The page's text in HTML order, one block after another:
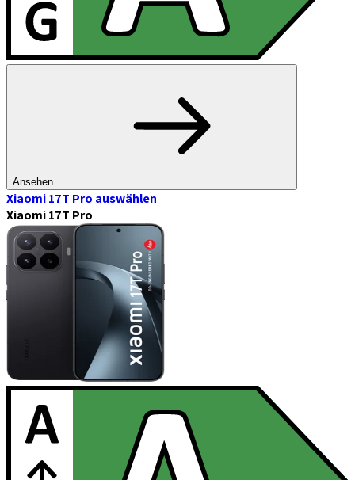
Ansehen
Xiaomi 17T Pro auswählen
Xiaomi 17T Pro